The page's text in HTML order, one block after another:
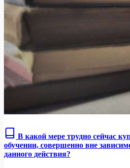
В какой мере трудно сейчас
обучении, совершенно вне
данного действия?